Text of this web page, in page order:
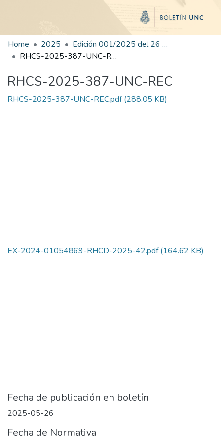
Home 2025
Edición 001/2025 del 26 de mayo de 2025
RHCS-2025-387-UNC-REC
RHCS-2025-387-UNC-REC
RHCS-2025-387-UNC-REC.pdf(288.05 KB)
EX-2024-01054869-RHCD-2025-42.pdf(164.62 KB)
Fecha de publicación en boletín
2025-05-26
Fecha de Normativa